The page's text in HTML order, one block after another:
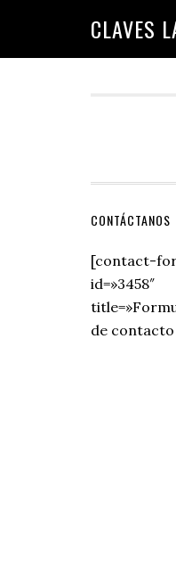
CLAVES
Secondary
Sidebar
CONTÁCTANOS
[contact-
id=»3458″
de contacto